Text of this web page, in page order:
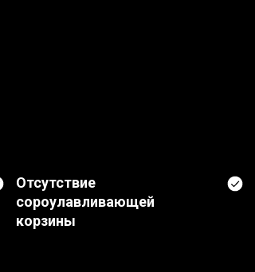
Отсутствие
сороулавливающей
корзины